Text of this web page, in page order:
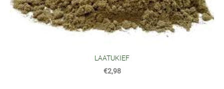
LAATUKIEF
€2,98